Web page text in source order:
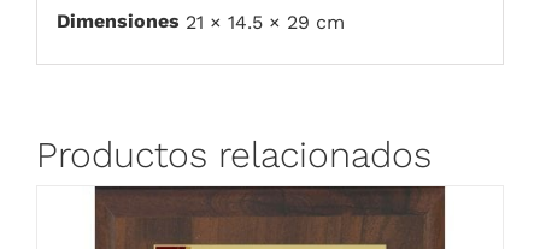
Dimensiones 21 × 14.5 × 29 cm
Productos relacionados